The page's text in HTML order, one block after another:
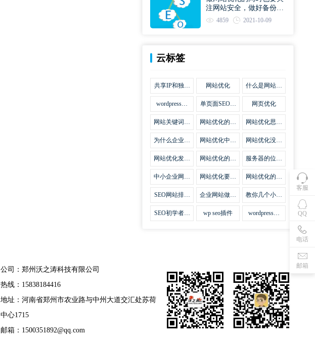
注网站安全，做好备份工
作 4859 2021-10-09
云标签
共享IP和独立
网站优化
什么是网站优
wordpress网
集插件
单页面SEO网
网页优化
网站关键词优
么
网站优化的误
网站优化思路
要
为什么企业网
网站SEO优
网站优化中关
干问题
网站优化没有
味道
网站优化发挥
网站优化的费
服务器的位置
影响
中小企业网站
法
网站优化要不
网站优化的逆
SEO网站排名
法宝
企业网站做好
势
教你几个小技
页优化
SEO初学者，
wp seo插件
wordpress插
客服
QQ
电话
邮箱
公司：郑州沃之涛科技有限公司
热线：15838184416
地址：河南省郑州市农业路与中州大道交汇处苏荷
中心1715
邮箱：1500351892@qq.com